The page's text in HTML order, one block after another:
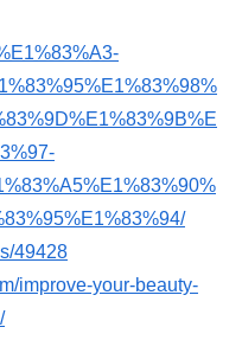
49428
improve-your-beauty-